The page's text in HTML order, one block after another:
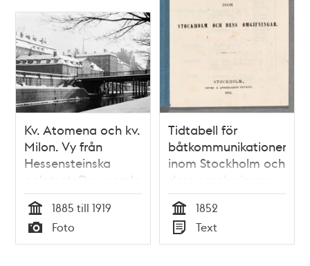
Kv. Atomena och kv.
Milon. Vy från
Hessensteinska
palatset. Den gamla
Riddarholmsbron
revs 1952 i samband
med att
tunnelbanan och
Tid
1885 till 1919
Typ
Foto
Tidtabell för
båtkommunikationen
inom Stockholm och
dess omgivningar
Tid
1852
Typ
Text